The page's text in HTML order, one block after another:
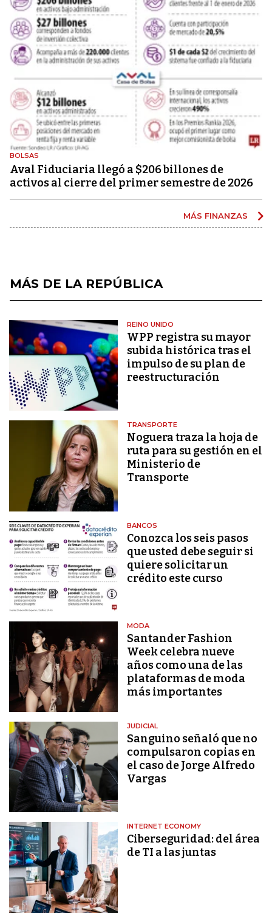
BOLSAS
Aval Fiduciaria llegó a $206 billones de
activos al cierre del primer semestre de 2026
MÁS FINANZAS
MÁS DE LA REPÚBLICA
REINO UNIDO
WPP registra su mayor
subida histórica tras el
impulso de su plan de
reestructuración
TRANSPORTE
Noguera traza la hoja de
ruta para su gestión en el
Ministerio de
Transporte
BANCOS
Conozca los seis pasos
que usted debe seguir si
quiere solicitar un
crédito este curso
MODA
Santander Fashion
Week celebra nueve
años como una de las
plataformas de moda
más importantes
JUDICIAL
Sanguino señaló que no
compulsaron copias en
el caso de Jorge Alfredo
Vargas
INTERNET ECONOMY
Ciberseguridad: del área
de TI a las juntas